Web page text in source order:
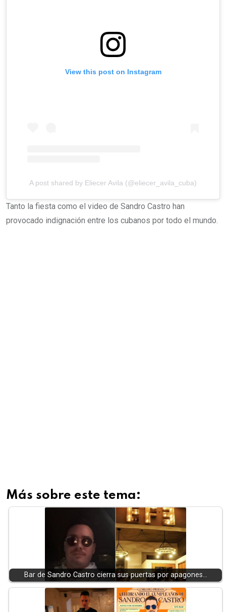
View this post on Instagram
A post shared by Eliecer Avila (@eliecer_avila_cuba)
Tanto la fiesta como el video de Sandro Castro han
provocado indignación entre los cubanos por todo el mundo.
Más sobre este tema:
Bar de Sandro Castro cierra sus puertas por apagones…